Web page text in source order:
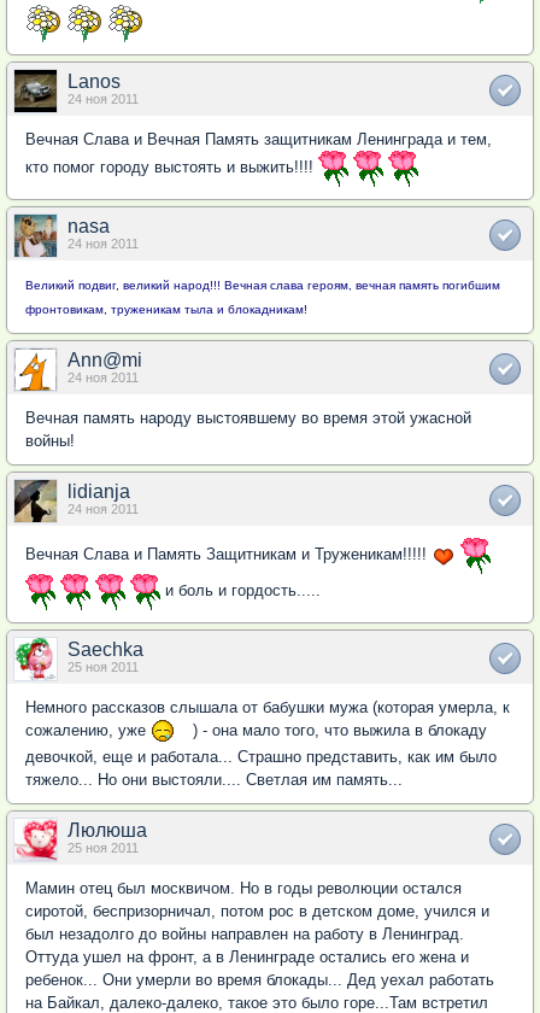
Lanos
24 ноя 2011
Вечная Слава и Вечная Память защитникам Ленинграда и тем,
кто помог городу выстоять и выжить!!!!
nasa
24 ноя 2011
Великий подвиг, великий народ!!! Вечная слава героям, вечная память погибшим
фронтовикам, труженикам тыла и блокадникам!
Ann@mi
24 ноя 2011
Вечная память народу выстоявшему во время этой ужасной
войны!
lidianja
24 ноя 2011
Вечная Слава и Память Защитникам и Труженикам!!!!!
и боль и гордость.....
Saechka
25 ноя 2011
Немного рассказов слышала от бабушки мужа (которая умерла, к
сожалению, уже
) - она мало того, что выжила в блокаду
девочкой, еще и работала... Страшно представить, как им было
тяжело... Но они выстояли.... Светлая им память...
Люлюша
25 ноя 2011
Мамин отец был москвичом. Но в годы революции остался
сиротой, беспризорничал, потом рос в детском доме, учился и
был незадолго до войны направлен на работу в Ленинград.
Оттуда ушел на фронт, а в Ленинграде остались его жена и
ребенок... Они умерли во время блокады... Дед уехал работать
на Байкал, далеко-далеко, такое это было горе...Там встретил